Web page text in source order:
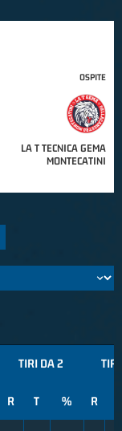
OSPITE
LA T TECNICA GEMA
MONTECATINI
TIRI DA 2
R T % R